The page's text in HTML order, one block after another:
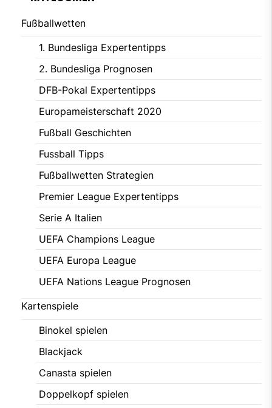
Fußballwetten
1. Bundesliga Expertentipps
2. Bundesliga Prognosen
DFB-Pokal Expertentipps
Europameisterschaft 2020
Fußball Geschichten
Fussball Tipps
Fußballwetten Strategien
Premier League Expertentipps
Serie A Italien
UEFA Champions League
UEFA Europa League
UEFA Nations League Prognosen
Kartenspiele
Binokel spielen
Blackjack
Canasta spielen
Doppelkopf spielen